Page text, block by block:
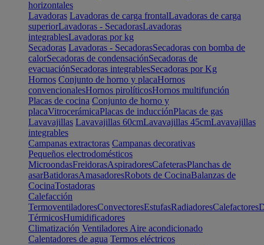
horizontales
Lavadoras Lavadoras de carga frontalLavadoras de carga
superiorLavadoras - SecadorasLavadoras
integrablesLavadoras por kg
Secadoras Lavadoras - SecadorasSecadoras con bomba de
calorSecadoras de condensaciónSecadoras de
evacuaciónSecadoras integrablesSecadoras por Kg
Hornos Conjunto de horno y placaHornos
convencionalesHornos pirolíticosHornos multifunción
Placas de cocina Conjunto de horno y
placaVitrocerámicaPlacas de inducciónPlacas de gas
Lavavajillas Lavavajillas 60cmLavavajillas 45cmLavavajillas
integrables
Campanas extractoras Campanas decorativas
Pequeños electrodomésticos
MicroondasFreidorasAspiradoresCafeterasPlanchas de
asarBatidorasAmasadoresRobots de CocinaBalanzas de
CocinaTostadoras
Calefacción
TermoventiladoresConvectoresEstufasRadiadoresCalefactores
TérmicosHumidificadores
Climatización Ventiladores Aire acondicionado
Calentadores de agua Termos eléctricos